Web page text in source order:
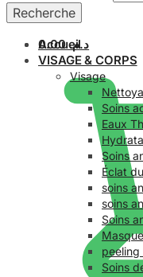
Recherche
د.م.0.00
Recherche
Accueil
VISAGE & CORPS
Visage
Soins
Eaux
Soins
Éclat
soins
soins
Soins
peeling
Soins